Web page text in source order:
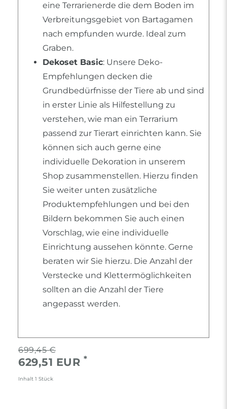
eine Terrarienerde die dem Boden im
Verbreitungsgebiet von Bartagamen
nach empfunden wurde. Ideal zum
Graben.
Dekoset Basic: Unsere Deko-
Empfehlungen decken die
Grundbedürfnisse der Tiere ab und sind
in erster Linie als Hilfestellung zu
verstehen, wie man ein Terrarium
passend zur Tierart einrichten kann. Sie
können sich auch gerne eine
individuelle Dekoration in unserem
Shop zusammenstellen. Hierzu finden
Sie weiter unten zusätzliche
Produktempfehlungen und bei den
Bildern bekommen Sie auch einen
Vorschlag, wie eine individuelle
Einrichtung aussehen könnte. Gerne
beraten wir Sie hierzu. Die Anzahl der
Verstecke und Klettermöglichkeiten
sollten an die Anzahl der Tiere
angepasst werden.
699,45 €
629,51 EUR *
Inhalt 1 Stück